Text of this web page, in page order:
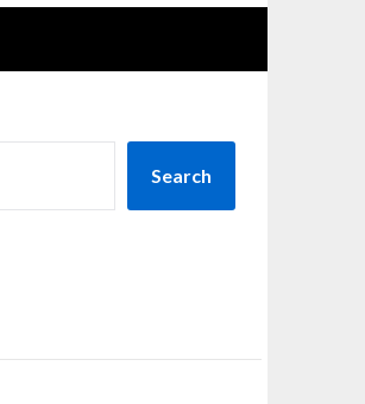
Search